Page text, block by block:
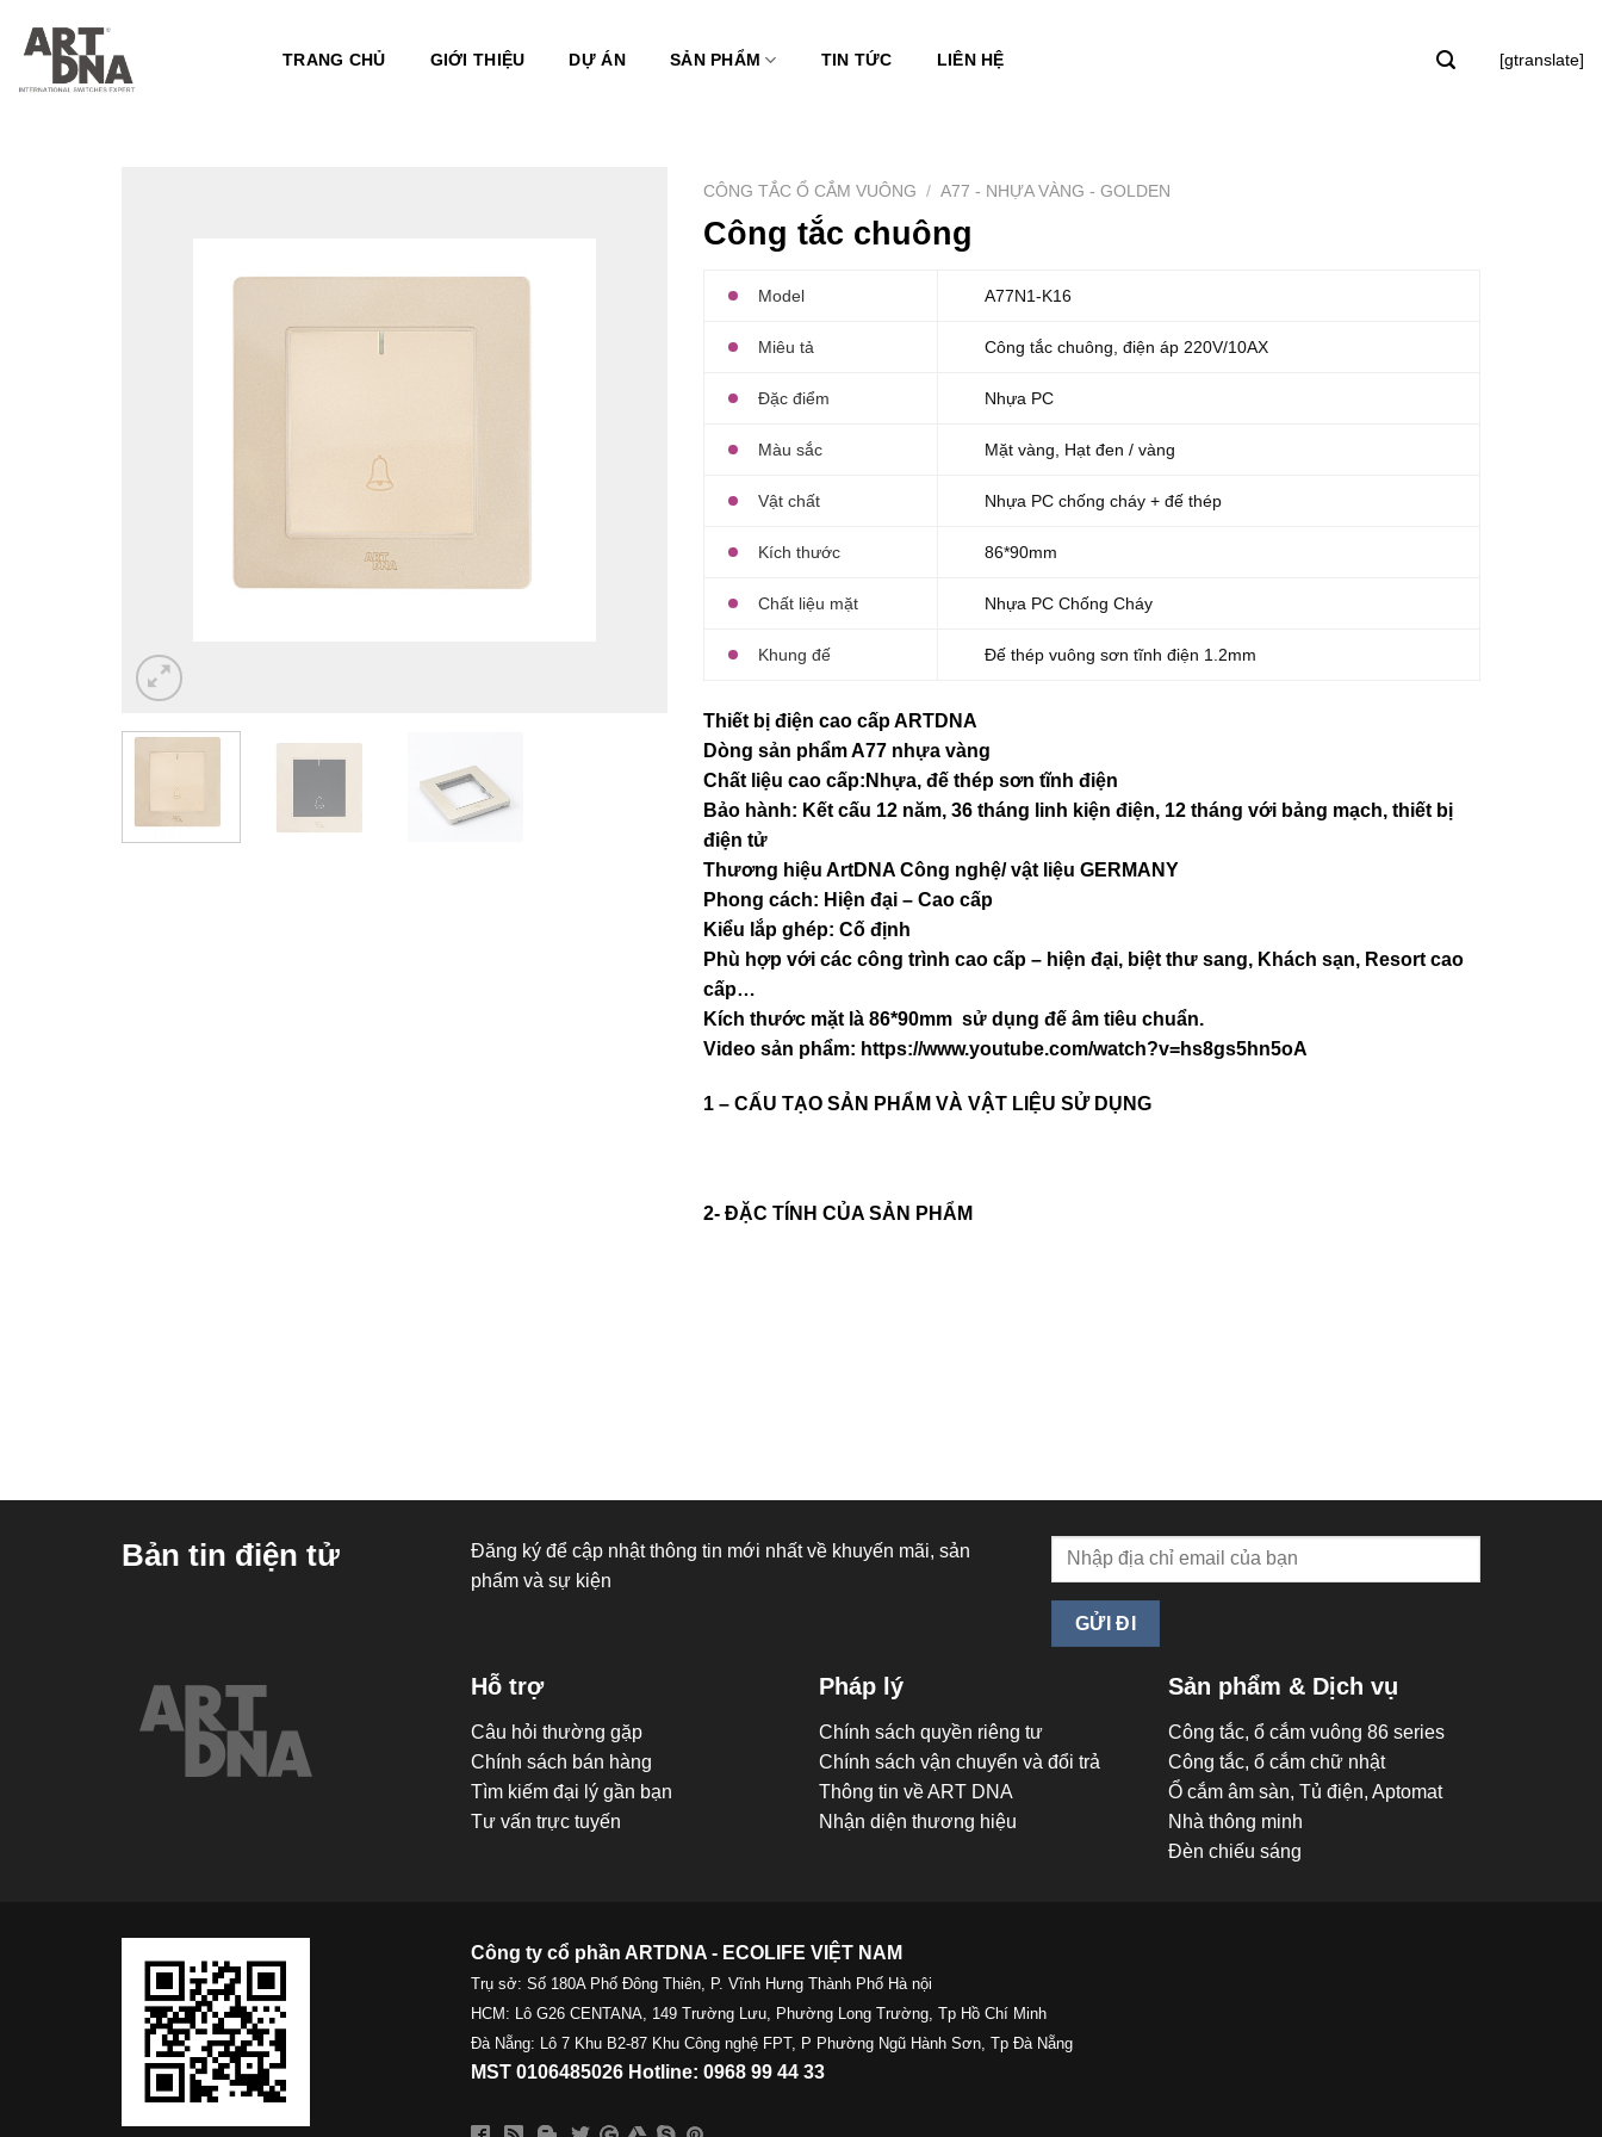
TRANG CHỦ GIỚI THIỆU DỰ ÁN SẢN PHẨM TIN TỨC LIÊN HỆ [gtranslate]
CÔNG TẮC Ổ CẮM VUÔNG / A77 - NHỰA VÀNG - GOLDEN
Công tắc chuông
Model A77N1-K16
Miêu tả Công tắc chuông, điện áp 220V/10AX
Đặc điểm Nhựa PC
Màu sắc Mặt vàng, Hạt đen / vàng
Vật chất Nhựa PC chống cháy + đế thép
Kích thước 86*90mm
Chất liệu mặt Nhựa PC Chống Cháy
Khung đế Đế thép vuông sơn tĩnh điện 1.2mm
Thiết bị điện cao cấp ARTDNA
Dòng sản phẩm A77 nhựa vàng
Chất liệu cao cấp:Nhựa, đế thép sơn tĩnh điện
Bảo hành: Kết cấu 12 năm, 36 tháng linh kiện điện, 12 tháng với bảng mạch, thiết bị
điện tử
Thương hiệu ArtDNA Công nghệ/ vật liệu GERMANY
Phong cách: Hiện đại – Cao cấp
Kiểu lắp ghép: Cố định
Phù hợp với các công trình cao cấp – hiện đại, biệt thư sang, Khách sạn, Resort cao
cấp…
Kích thước mặt là 86*90mm sử dụng đế âm tiêu chuẩn.
Video sản phẩm: https://www.youtube.com/watch?v=hs8gs5hn5oA
1 – CẤU TẠO SẢN PHẨM VÀ VẬT LIỆU SỬ DỤNG
2- ĐẶC TÍNH CỦA SẢN PHẨM
Bản tin điện tử
Đăng ký để cập nhật thông tin mới nhất về khuyến mãi, sản
phẩm và sự kiện
Hỗ trợ
Câu hỏi thường gặp
Chính sách bán hàng
Tìm kiếm đại lý gần bạn
Tư vấn trực tuyến
Pháp lý
Chính sách quyền riêng tư
Chính sách vận chuyển và đổi trả
Thông tin về ART DNA
Nhận diện thương hiệu
Sản phẩm & Dịch vụ
Công tắc, ổ cắm vuông 86 series
Công tắc, ổ cắm chữ nhật
Ổ cắm âm sàn, Tủ điện, Aptomat
Nhà thông minh
Đèn chiếu sáng
Công ty cổ phần ARTDNA - ECOLIFE VIỆT NAM
Trụ sở: Số 180A Phố Đông Thiên, P. Vĩnh Hưng Thành Phố Hà nội
HCM: Lô G26 CENTANA, 149 Trường Lưu, Phường Long Trường, Tp Hồ Chí Minh
Đà Nẵng: Lô 7 Khu B2-87 Khu Công nghệ FPT, P Phường Ngũ Hành Sơn, Tp Đà Nẵng
MST 0106485026 Hotline: 0968 99 44 33